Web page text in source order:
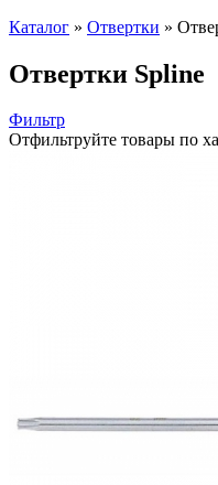
Каталог » Отвертки »
Отвертки Spline
Фильтр
Отфильтруйте товары по